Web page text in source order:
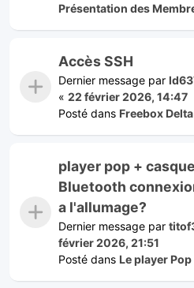
Présentation des
Accès SSH
Dernier message par
« 22 février 2026, 14:47
Posté dans Freebox Delta
player pop + casque
Bluetooth
a l'allumage?
Dernier message par
février 2026, 21:51
Posté dans Le player Pop